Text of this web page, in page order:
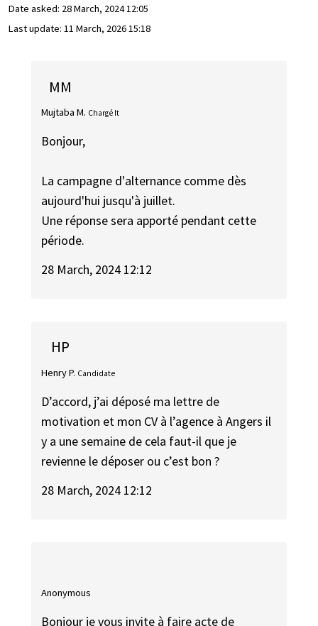
Date asked: 28 March, 2024 12:05
Last update: 11 March, 2026 15:18
MM
Mujtaba M. Chargé It
Bonjour,
La campagne d'alternance comme dès
aujourd'hui jusqu'à juillet.
Une réponse sera apporté pendant cette
période.
28 March, 2024 12:12
HP
Henry P. Candidate
D’accord, j’ai déposé ma lettre de
motivation et mon CV à l’agence à Angers il
y a une semaine de cela faut-il que je
revienne le déposer ou c’est bon ?
28 March, 2024 12:12
Anonymous
Bonjour je vous invite à faire acte de